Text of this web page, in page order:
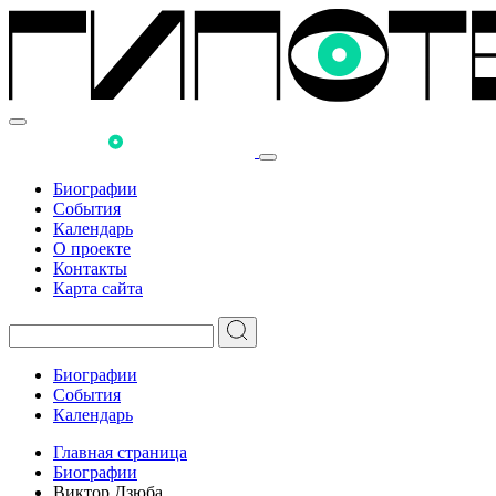
Биографии
События
Календарь
О проекте
Контакты
Карта сайта
Биографии
События
Календарь
Главная страница
Биографии
Виктор Дзюба